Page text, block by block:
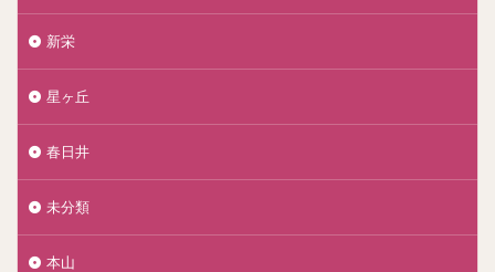
新栄
星ヶ丘
春日井
未分類
本山